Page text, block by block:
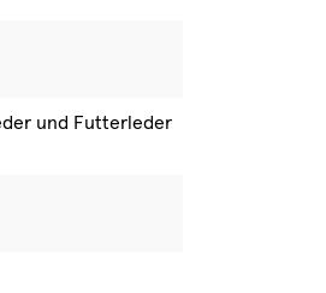
und Futterleder